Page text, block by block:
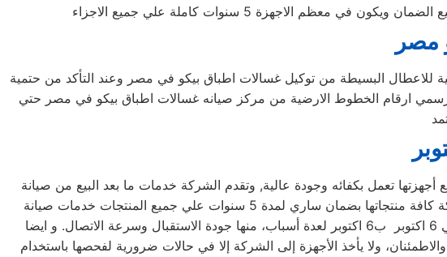
مصر
للاعطال البسيطة من توكيل غسالات اطباق بيكو في مصر وعند التأكد من حتمية
ارقام الخطوط الارضية من مركز صيانه غسالات اطباق بيكو في مصر حتي
في 6 اكتوبر والشرق والأوسط حيث أن جميع أجهزتها تعمل بكفائه وجودة عالية, وتقدم الشركة خدمات ما بعد البيع من صيانة
دورية علي كافة الاجهزة لضمان سلامة أجهزتك سواء كانت ( ثلاجة – غسالة – بوتاجاز – ديب فريزر ) وتضمن الشركة كافة منتجاتها بضمان ساري لمدة 5 سنوات علي جميع المنتجات خدمات صيانة
غسالات بيكو في مركز الصيانة الرئيسي وخصم 25٪ علي جميع قطع الغيار استمتع بأفضل خدمة عملاء من بيكو في 6 اكتوبر ب6 اكتوبر لعدة أسباب، منها جودة الاستقبال وسرعة الاتصال. و ايضا
ولا يأخذ الأجهزة إلى الشركة إلا في حالات ضرورية لفحصها باستخدام